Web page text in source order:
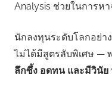
Analysis ช่วยในการห
นักลงทุนระดับโลกอย่า
ไม่ได้มีสูตรลับพิเศษ —
ลึกซึ้ง อดทน และมีวินัย